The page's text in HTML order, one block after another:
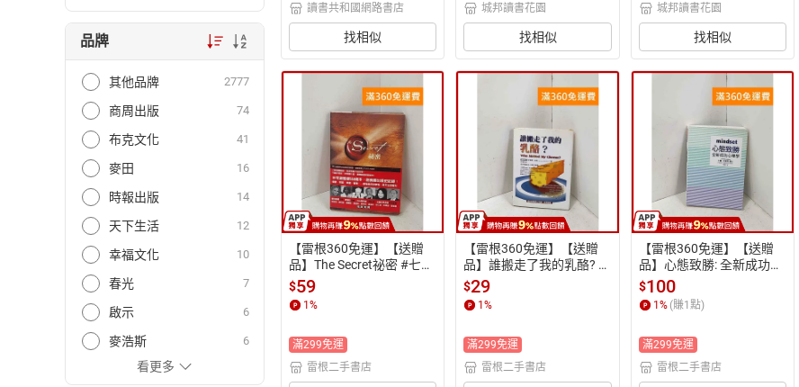
品牌
其他品牌 2777
商周出版 74
布克文化 41
麥田 16
時報出版 14
天下生活 12
幸福文化 10
春光 7
啟示 6
麥浩斯 6
看更多
讀書共和國網路書店
找相似
城邦讀書花園
找相似
城邦讀書花園
找相似
【雷根360免運】【送贈
品】The Secret祕密 #七成
新【P-Q2615】
$59
1%
滿299免運
雷根二手書店
【雷根360免運】【送贈
品】誰搬走了我的乳酪? #
七成新【P-Q2539】
$29
1%
滿299免運
雷根二手書店
【雷根360免運】【送贈
品】心態致勝: 全新成功心
理學 #七成新【P-Q253
8】
$100
1% (賺1點)
滿299免運
雷根二手書店